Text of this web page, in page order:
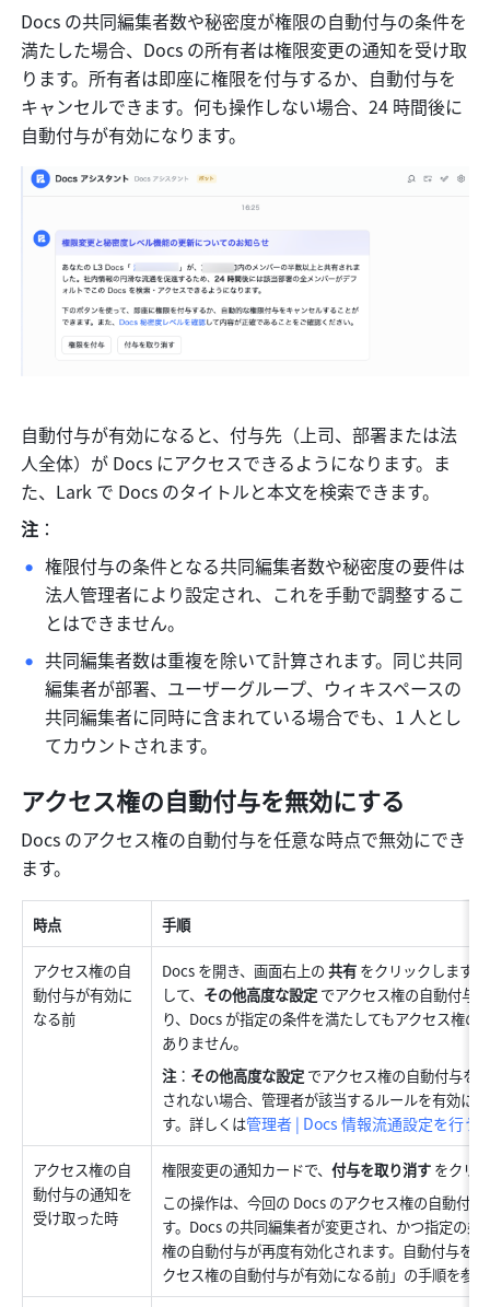
Docs の共同編集者数や秘密度が権限の自動付与の条件を
満たした場合、Docs の所有者は権限変更の通知を受け取
ります。所有者は即座に権限を付与するか、自動付与を
キャンセルできます。何も操作しない場合、24 時間後に
自動付与が有効になります。
自動付与が有効になると、付与先（上司、部署または法
人全体）が Docs にアクセスできるようになります。ま
た、Lark で Docs のタイトルと本文を検索できます。
注 ：
権限付与の条件となる共同編集者数や秘密度の要件は
法人管理者により設定され、これを手動で調整するこ
とはできません。
共同編集者数は重複を除いて計算されます。同じ共同
編集者が部署、ユーザーグループ、ウィキスペースの
共同編集者に同時に含まれている場合でも、1 人とし
てカウントされます。
アクセス権の自動付与を無効にする
Docs のアクセス権の自動付与を任意な時点で無効にでき
ます。
時点 手順
アクセス権の自
動付与が有効に
なる前
Docs を開き、画面右上の 共有 をクリックします
して、 その他高度な設定 でアクセス権の自動付与
り、Docs が指定の条件を満たしてもアクセス権の
ありません。
注： その他高度な設定 でアクセス権の自動付与を
されない場合、管理者が該当するルールを有効に
す。詳しくは管理者 | Docs 情報流通設定を行う
アクセス権の自
動付与の通知を
受け取った時
権限変更の通知カードで、付与を取り消す をクリ
この操作は、今回の Docs のアクセス権の自動付
す。Docs の共同編集者が変更され、かつ指定の条
権の自動付与が再度有効化されます。自動付与を
クセス権の自動付与が有効になる前」の手順を参